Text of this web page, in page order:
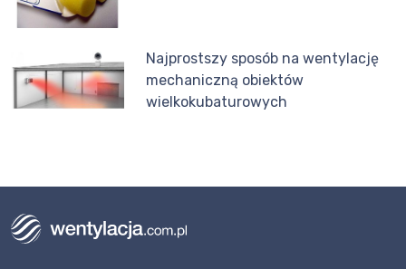
Najprostszy sposób na wentylację
mechaniczną obiektów
wielkokubaturowych